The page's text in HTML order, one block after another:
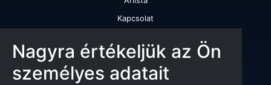
Kapcsolat
Szolgáltatásaink
Nagyra értékeljük az Ön
személyes adatait